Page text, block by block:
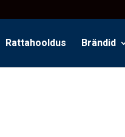
Rattahooldus Brändid